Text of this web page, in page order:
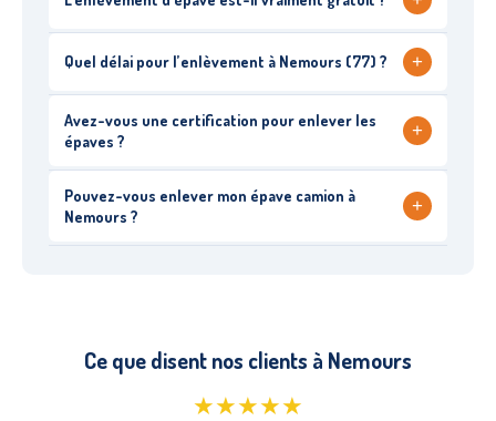
Quel délai pour l’enlèvement à Nemours (77) ? +
Avez-vous une certification pour enlever les
épaves ?
+
Pouvez-vous enlever mon épave camion à
Nemours ?
+
Ce que disent nos clients à Nemours
★★★★★